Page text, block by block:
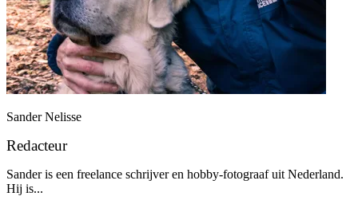
Sander Nelisse
Redacteur
Sander is een freelance schrijver en hobby-fotograaf uit Nederland.
Hij is...